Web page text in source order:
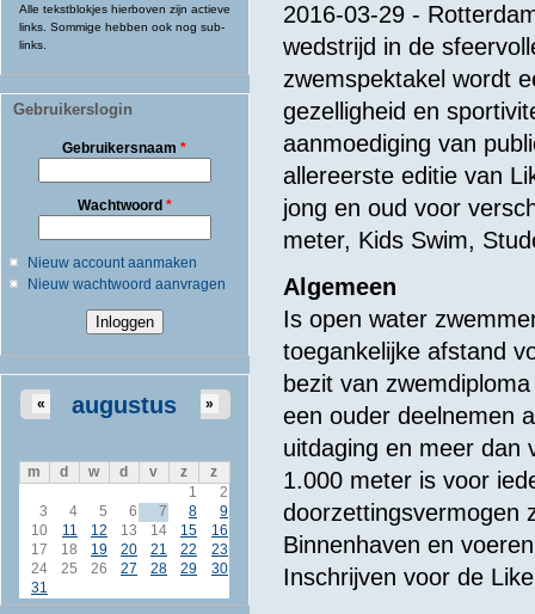
Alle tekstblokjes hierboven zijn actieve
links. Sommige hebben ook nog sub-
links.
Gebruikerslogin
Gebruikersnaam*
Wachtwoord *
Nieuw account aanmaken
Nieuw wachtwoord aanvragen
augustus
« »
m d w d v z
z
1
2
3
4 5 6 7 8
9
10
11 12 13 14 15
16
17
18 19 20 21 22
23
24
25 26 27 28 29
30
31
2016-03-29 -
wedstrijd in de
zwemspektakel wordt
gezelligheid en
aanmoediging van
allereerste editie van
jong en oud voor
meter, Kids Swim,
Algemeen
Is open water
toegankelijke afstand
bezit van
een ouder deelnemen
uitdaging en meer dan
1.000 meter is voor
doorzettingsvermogen
Binnenhaven en
Inschrijven voor de